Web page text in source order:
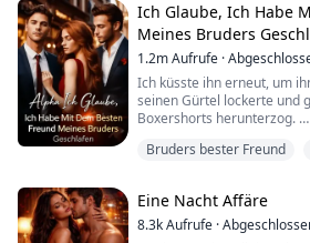
noch schlimmer gemacht.
Wegen meiner Sturheit war
Oberkörper war unbedeckt
sehe...
Ich Glaube, Ich Habe
Meines Bruders
1.2mAufrufe ·
Ich küsste ihn erneut, um
seinen Gürtel lockerte und
Boxershorts herunterzog.
trauen... Ich meine, ich
"Was ist los, Puppe... habe
lächelte und sa...
Bruders bester Freund
Eine Nacht Affäre
8.3kAufrufe ·